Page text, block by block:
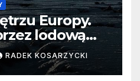
Europy.
lodową
RADEK KOSARZYCKI